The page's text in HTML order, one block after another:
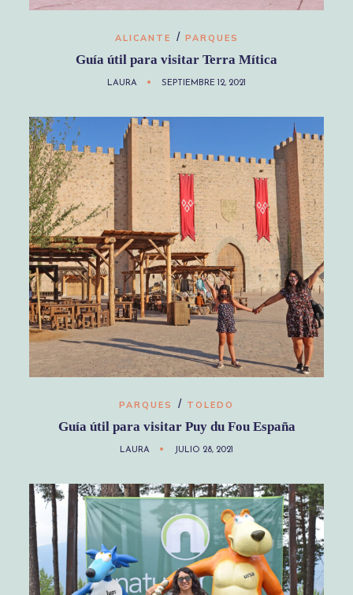
ALICANTE / PARQUES
Guía útil para visitar Terra Mítica
LAURA SEPTIEMBRE 12, 2021
PARQUES / TOLEDO
Guía útil para visitar Puy du Fou España
LAURA JULIO 28, 2021